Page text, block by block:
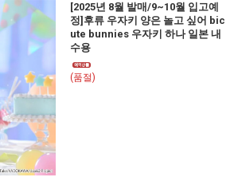
[2025년 8월 발매/9~10월 입고예
정]후류 우자키 양은 놀고 싶어 bic
ute bunnies 우자키 하나 일본 내
수용
(품절)